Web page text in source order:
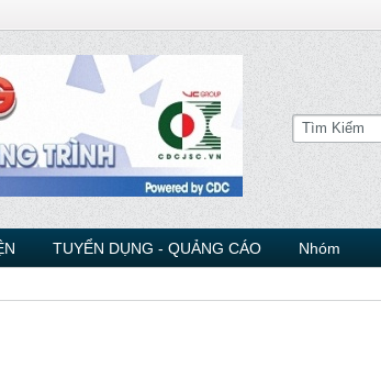
TUYỂN DỤNG - QUẢNG CÁO Nhóm